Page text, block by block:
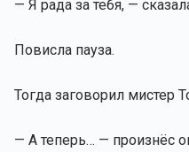
— Я рада за тебя, —
Повисла пауза.
Тогда заговорил мистер
— А теперь… — произнёс